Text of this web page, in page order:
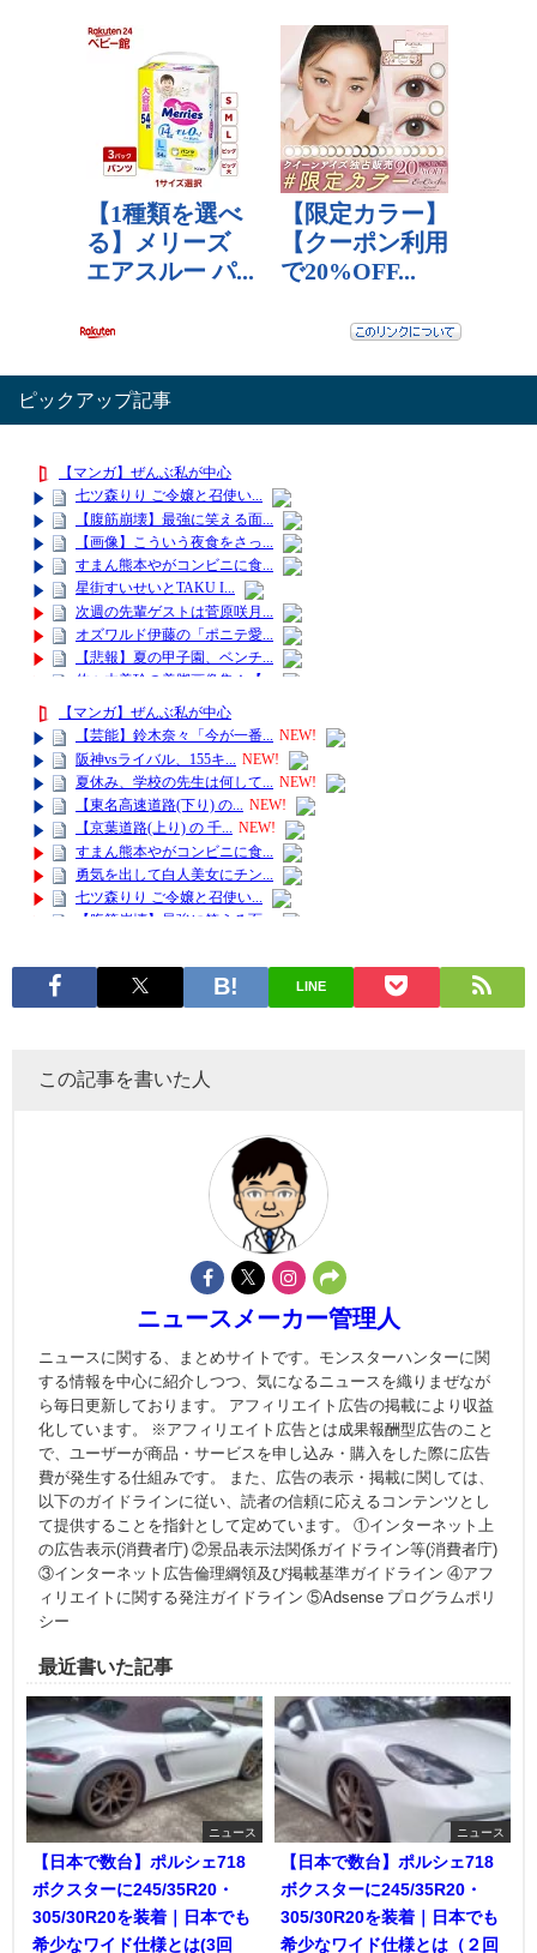
ピックアップ記事
LINE
この記事を書いた人
ニュースメーカー管理人
ニュースに関する、まとめサイトです。モンスターハンターに関
する情報を中心に紹介しつつ、気になるニュースを織りまぜなが
ら毎日更新しております。 アフィリエイト広告の掲載により収益
化しています。 ※アフィリエイト広告とは成果報酬型広告のこと
で、ユーザーが商品・サービスを申し込み・購入をした際に広告
費が発生する仕組みです。 また、広告の表示・掲載に関しては、
以下のガイドラインに従い、読者の信頼に応えるコンテンツとし
て提供することを指針として定めています。 ①インターネット上
の広告表示(消費者庁) ②景品表示法関係ガイドライン等(消費者庁)
③インターネット広告倫理綱領及び掲載基準ガイドライン ④アフ
ィリエイトに関する発注ガイドライン ⑤Adsense プログラムポリ
シー
最近書いた記事
ニュース
【日本で数台】ポルシェ718
ボクスターに245/35R20・
305/30R20を装着｜日本でも
希少なワイド仕様とは(3回
ニュース
【日本で数台】ポルシェ718
ボクスターに245/35R20・
305/30R20を装着｜日本でも
希少なワイド仕様とは（２回